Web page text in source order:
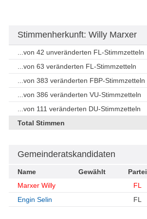
Stimmenherkunft: Willy Marxer
...von 42 unveränderten FL-Stimmzetteln
...von 63 veränderten FL-Stimmzetteln
...von 383 veränderten FBP-Stimmzetteln
...von 386 veränderten VU-Stimmzetteln
...von 111 veränderten DU-Stimmzetteln
Total Stimmen
Gemeinderatskandidaten
Name Gewählt Partei
Marxer Willy
FL
Engin Selin
FL